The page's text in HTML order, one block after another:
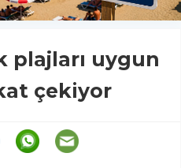
plajları uygun
çekiyor